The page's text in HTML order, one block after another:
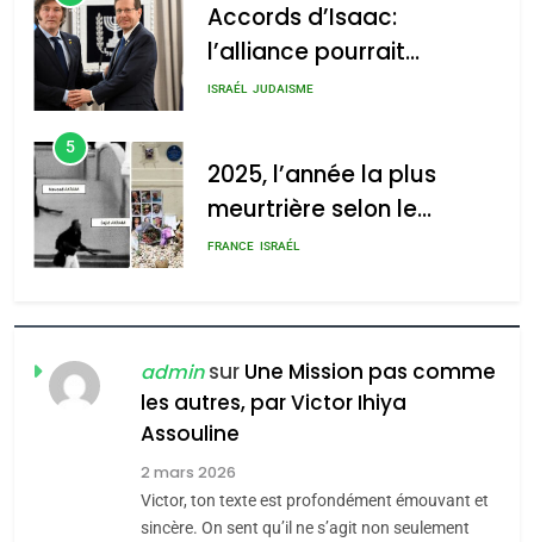
2025, l’année la plus
meurtrière selon le rapport
l’antisémitisme
admin 0
Accords d’Isaac:
l’alliance pourrait
s’étendre à 13 pays
ISRAÉL JUDAISME
5
2025, l’année la plus
meurtrière selon le
rapport d’ADL contre
FRANCE ISRAÉL
FIÈRE, DIGNE ET RÉSILIENTE :
POURQUOI JE REVENDIQUE
MA JUDAÏTE par Thérèse
Zrihen-Dvir
ISRAÉL JUDAISME
CE QUI NOUS MANQUE –
Jacques Hadida
adminsur Une Mission pas comme
les autres, par Victor Ihiya
Assouline
2 mars 2026
Victor, ton texte est profondément émouvant et
sincère. On sent qu’il ne s’agit non seulement